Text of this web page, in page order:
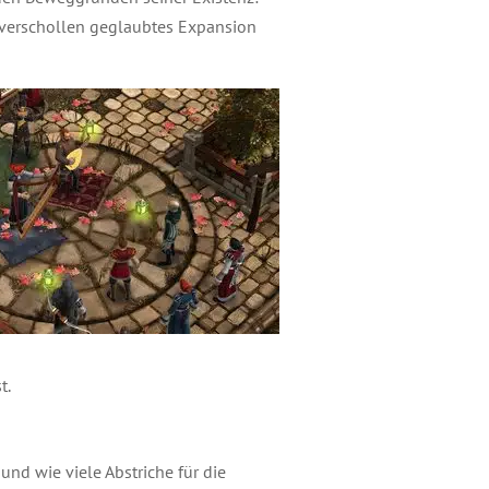
geglaubtes Expansion
wie viele Abstriche für die